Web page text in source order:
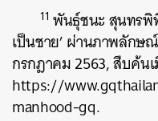
11 พันธุ์ชนะ สุนทรพิ
เป็นชาย’ ผ่านภาพลักษณ์
กรกฎาคม 2563, สืบค้น
https://
manhood-gq.